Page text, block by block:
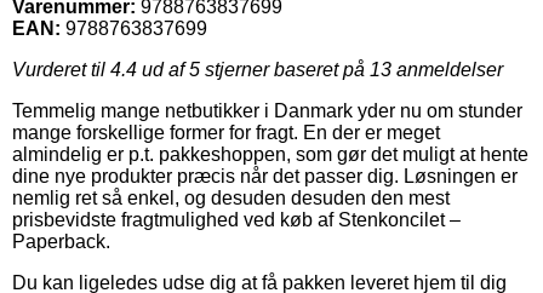
Varenummer: 9788763837699
EAN: 9788763837699
Vurderet til 4.4 ud af 5 stjerner baseret på 13 anmeldelser
Temmelig mange netbutikker i Danmark yder nu om stunder
mange forskellige former for fragt. En der er meget
almindelig er p.t. pakkeshoppen, som gør det muligt at hente
dine nye produkter præcis når det passer dig. Løsningen er
nemlig ret så enkel, og desuden desuden den mest
prisbevidste fragtmulighed ved køb af Stenkoncilet –
Paperback.
Du kan ligeledes udse dig at få pakken leveret hjem til dig